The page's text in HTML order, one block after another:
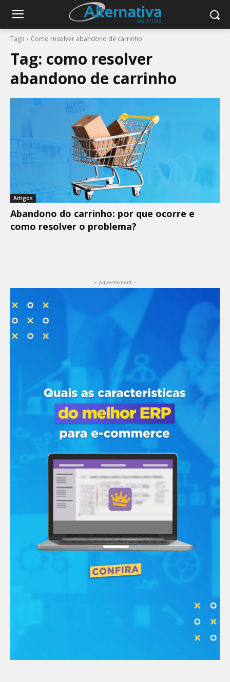
Tags Como resolver abandono de carrinho
Tag: como resolver
abandono de carrinho
Artigos
Abandono do carrinho: por que ocorre e
como resolver o problema?
- Advertisment -